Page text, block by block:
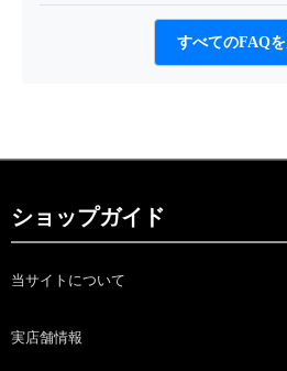
すべてのFAQ
ショップガイド
当サイトについて
実店舗情報